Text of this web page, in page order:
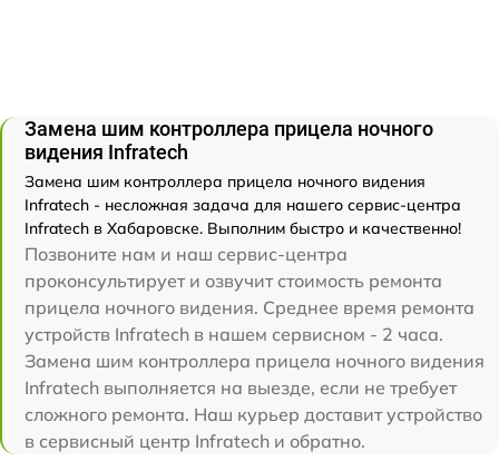
Замена шим контроллера прицела ночного
видения Infratech
Замена шим контроллера прицела ночного видения
Infratech - несложная задача для нашего сервис-центра
Infratech в Хабаровске. Выполним быстро и качественно!
Позвоните нам и наш сервис-центра
проконсультирует и озвучит стоимость ремонта
прицела ночного видения. Среднее время ремонта
устройств Infratech в нашем сервисном - 2 часа.
Замена шим контроллера прицела ночного видения
Infratech выполняется на выезде, если не требует
сложного ремонта. Наш курьер доставит устройство
в сервисный центр Infratech и обратно.